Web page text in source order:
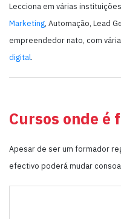
Lecciona em várias
Marketing, Automação, Lead
empreendedor nato, com
digital.
Cursos onde
Apesar de ser um formador
efectivo poderá mudar